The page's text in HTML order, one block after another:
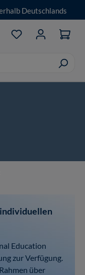
Deutschlands
Du hast 0
Education
zur Verfügung.
über